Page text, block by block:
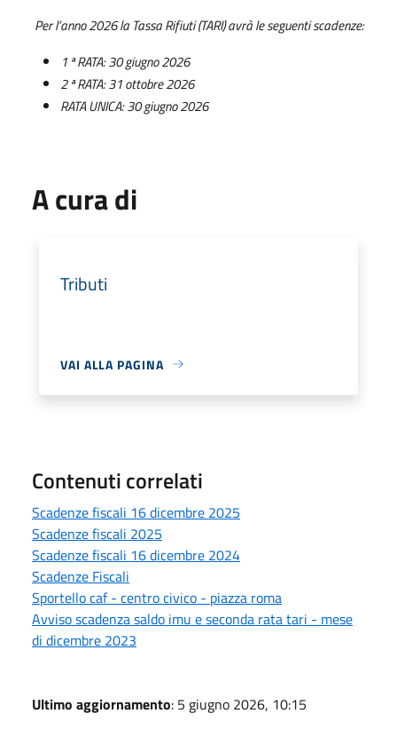
Per l’anno 2026 la Tassa Rifiuti (TARI) avrà le seguenti scadenze:
1 ª RATA: 30 giugno 2026
2 ª RATA: 31 ottobre 2026
RATA UNICA: 30 giugno 2026
A cura di
Tributi
VAI ALLA PAGINA
Contenuti correlati
Scadenze fiscali 16 dicembre 2025
Scadenze fiscali 2025
Scadenze fiscali 16 dicembre 2024
Scadenze Fiscali
Sportello caf - centro civico - piazza roma
Avviso scadenza saldo imu e seconda rata tari - mese
di dicembre 2023
Ultimo aggiornamento: 5 giugno 2026, 10:15